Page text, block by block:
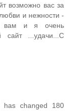
возможно вас за
и нежности -
вам и я очень
...удачи...С
changed 180